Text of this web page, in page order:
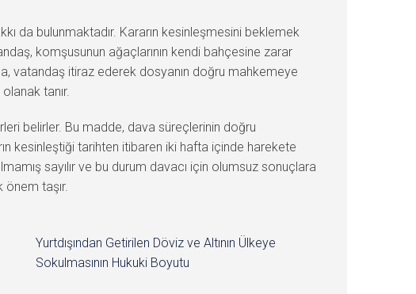
da bulunmaktadır. Kararın kesinleşmesini beklemek
komşusunun ağaçlarının kendi bahçesine zarar
vatandaş itiraz ederek dosyanın doğru mahkemeye
tanır.
belirler. Bu madde, dava süreçlerinin doğru
kesinleştiği tarihten itibaren iki hafta içinde harekete
sayılır ve bu durum davacı için olumsuz sonuçlara
taşır.
Yurtdışından Getirilen Döviz ve Altının Ülkeye
Sokulmasının Hukuki Boyutu